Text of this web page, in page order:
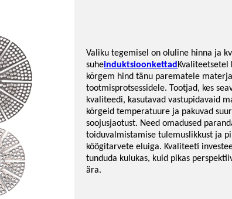
Valiku tegemisel on oluline hinna ja
suheinduktsioonkettadKvaliteetsetel
kõrgem hind tänu parematele
tootmisprotsessidele. Tootjad, kes
kvaliteedi, kasutavad vastupidavaid
kõrgeid temperatuure ja pakuvad
soojusjaotust. Need omadused
toiduvalmistamise tulemuslikkust ja
köögitarvete eluiga. Kvaliteeti
tunduda kulukas, kuid pikas
ära.